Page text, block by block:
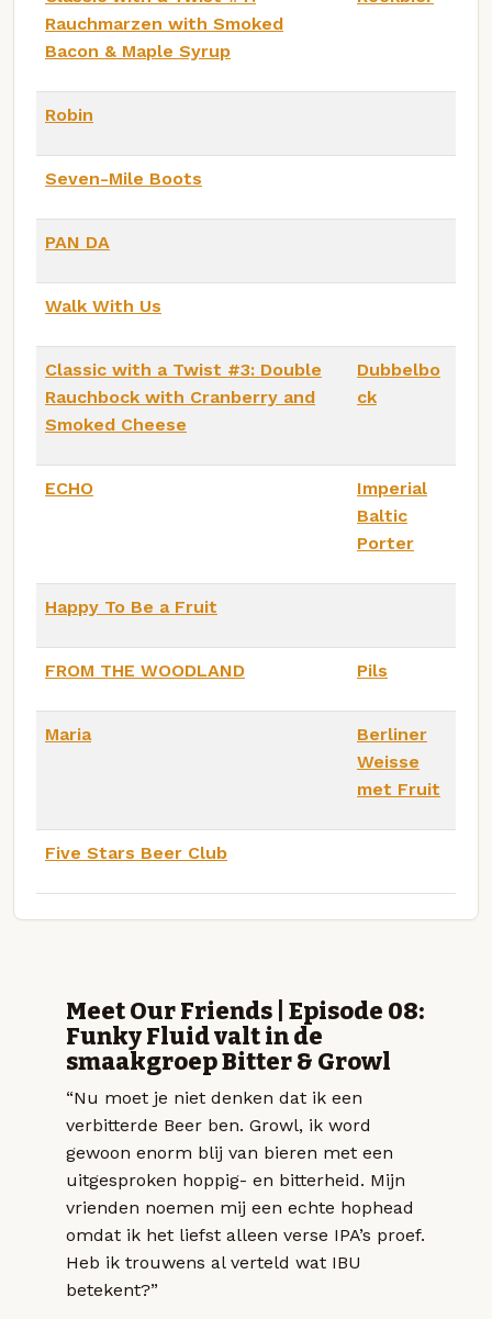
Rauchmarzen with Smoked
Bacon & Maple Syrup
Robin
Seven-Mile Boots
PAN DA
Walk With Us
Classic with a Twist #3: Double
Rauchbock with Cranberry and
Smoked Cheese
Dubbelbo
ck
ECHO
Imperial
Baltic
Porter
Happy To Be a Fruit
FROM THE WOODLAND Pils
Maria
Berliner
Weisse
met Fruit
Five Stars Beer Club
Meet Our Friends | Episode 08:
Funky Fluid valt in de
smaakgroep Bitter & Growl
“Nu moet je niet denken dat ik een
verbitterde Beer ben. Growl, ik word
gewoon enorm blij van bieren met een
uitgesproken hoppig- en bitterheid. Mijn
vrienden noemen mij een echte hophead
omdat ik het liefst alleen verse IPA’s proef.
Heb ik trouwens al verteld wat IBU
betekent?”